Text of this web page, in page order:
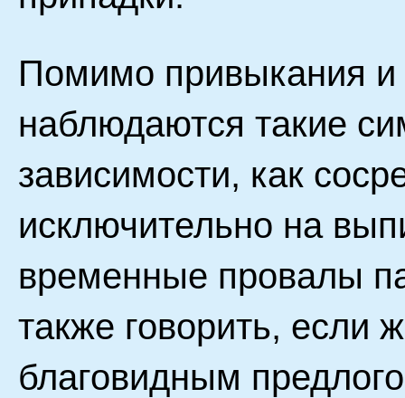
Помимо привыкания и
наблюдаются такие
зависимости, как
исключительно на
временные провалы
также говорить, если
благовидным